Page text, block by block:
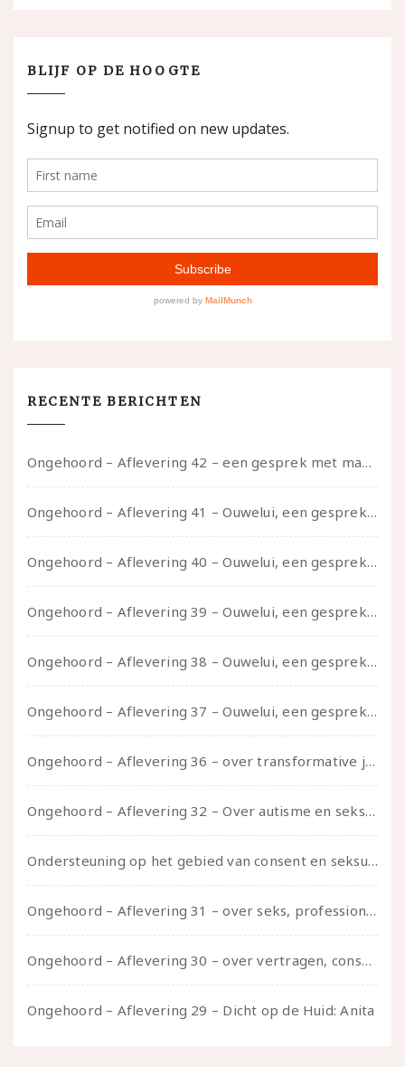
BLIJF OP DE HOOGTE
RECENTE BERICHTEN
Ongehoord – Aflevering 42 – een gesprek met marijn over seksueel opbloeien, het ouderschap uitvinden en verschillende leeftijden in je mee dragen
Ongehoord – Aflevering 41 – Ouwelui, een gesprek met Marcelle over polyamorie op latere leeftijd, (mantel)zorg voor je partners en seksueel plezier.
Ongehoord – Aflevering 40 – Ouwelui, een gesprek met Sadie Lune over vormende relaties en de geschiedenis van de queer pornobeweging
Ongehoord – Aflevering 39 – Ouwelui, een gesprek met Pepijn en Ivo over hun regenbooggezin, eigenzinnig ouder worden en Cruise Control
Ongehoord – Aflevering 38 – Ouwelui, een gesprek met vreer over behoefte aan geborgenheid en het behouden van je idealen
Ongehoord – Aflevering 37 – Ouwelui, een gesprek met non over seksualiteit, transitie en ageism
Ongehoord – Aflevering 36 – over transformative justice – in gesprek met Ella en carson
Ongehoord – Aflevering 32 – Over autisme en seksualiteit – in gesprek met Roos Reijbroek
Ondersteuning op het gebied van consent en seksualiteit
Ongehoord – Aflevering 31 – over seks, professioneel en persoonlijk, een gesprek met Marije
Ongehoord – Aflevering 30 – over vertragen, consent en negatieve gevoelens met Meg-John Barker
Ongehoord – Aflevering 29 – Dicht op de Huid: Anita